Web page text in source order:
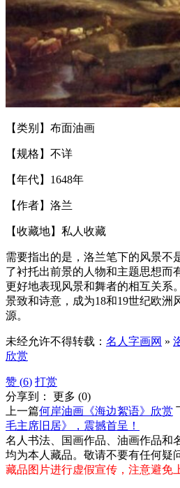
【类别】布面油画
【规格】不详
【年代】1648年
【作者】洛兰
【收藏地】私人收藏
需要指出的是，洛兰笔下的风景不
了衬托出前景的人物和主题思想而
更好地表现风景和舞者的相互关系
景致和诗意，成为18和19世纪欧洲
源。
未经允许不得转载： 名人字画网 »
欣赏
赞 (6) 打赏
分享到： 更多 (0)
上一篇何岸油画《海边絮语》欣赏
毛主席旧居》，震撼首呈！
名人书法、国画作品、油画作品和
均为本人藏品。敬请不要有任何疑
藏品图片进行虚假宣传，注意避免